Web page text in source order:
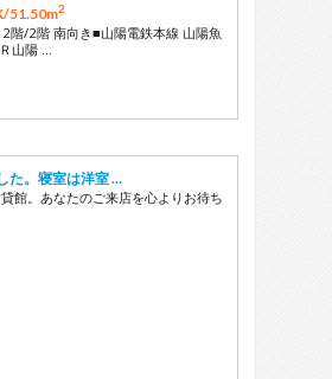
51.50m2
階/2階 南向き■山陽電鉄本線 山陽魚
山陽 …
た。寝室は洋室 …
館。あなたのご来店を心よりお待ち